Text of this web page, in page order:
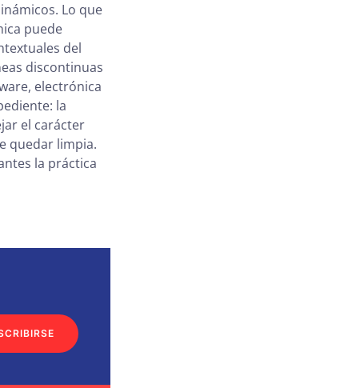
Lo que
puede
del
discontinuas
electrónica
la
el carácter
quedar limpia.
la práctica